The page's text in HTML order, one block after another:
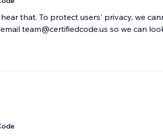
that. To protect users' privacy, we
team@certifiedcode.us so we can